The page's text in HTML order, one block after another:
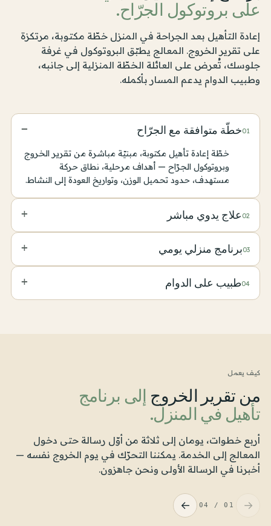
على بروتوكول الجرّاح.
إعادة التأهيل بعد الجراحة في المنزل خطّة مكتوبة، مرتكزة
على تقرير الخروج. المعالج يطبّق البروتوكول في غرفة
جلوسك، تُعرض على العائلة الخطّة المنزلية إلى جانبه،
وطبيب الدوام يدعم المسار بأكمله.
01خطّة متوافقة مع الجرّاح −
خطّة إعادة تأهيل مكتوبة، مبنيّة مباشرة من تقرير الخروج
وبروتوكول الجرّاح — أهداف مرحلية، نطاق حركة
مستهدف، حدود تحميل الوزن، وتواريخ العودة إلى النشاط.
02 علاج يدوي مباشر +
وتقوية تدريجية — ستون دقيقة في كل جلسة، يقدّمها
نفس الأخصائي طوال البرنامج.
03برنامج منزلي يومي +
مطبوعة وموضّحة، تتدرّج كل أسبوع كلّما تحمّل المفصل
المعالج أو الجرح حملاً أكبر.
04طبيب على الدوام +
كيف يعمل
من تقرير الخروج إلى برنامج
تأهيل في المنزل.
أربع خطوات، يومان إلى ثلاثة من أوّل رسالة حتى دخول
المعالج إلى الخدمة. يمكننا التحرّك في يوم الخروج نفسه —
أخبرنا في الرسالة الأولى ونحن جاهزون.
→
01
/
04
←